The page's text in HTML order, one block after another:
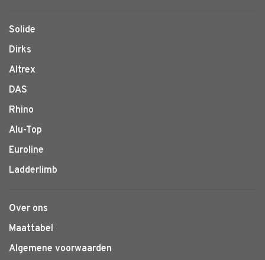
Solide
Dirks
Altrex
DAS
Rhino
Alu-Top
Euroline
Ladderlimb
Over ons
Maattabel
Algemene voorwaarden